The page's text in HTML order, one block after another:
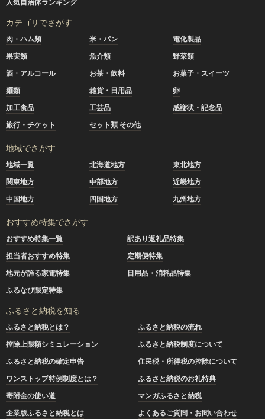
人気自治体ランキング
カテゴリでさがす
肉・ハム類 米・パン
電化製品
果実類
魚介類
野菜類
酒・アルコール
お茶・飲料
お菓子・スイーツ
麺類
雑貨・日用品
卵
加工食品
工芸品
感謝状・記念品
旅行・チケット
セット類 その他
地域でさがす
地域一覧 北海道地方
東北地方
関東地方
中部地方
近畿地方
中国地方
四国地方 九州地方
おすすめ特集でさがす
おすすめ特集一覧
訳あり返礼品特集
担当者おすすめ特集
定期便特集
地元が誇る家電特集
日用品・消耗品特集
ふるなび限定特集
ふるさと納税を知る
ふるさと納税とは？
ふるさと納税の流れ
控除上限額シミュレーション
ふるさと納税制度について
ふるさと納税の確定申告
住民税・所得税の控除について
ワンストップ特例制度とは？
ふるさと納税のお礼特典
寄附金の使い道
マンガふるさと納税
企業版ふるさと納税とは
よくあるご質問・お問い合わせ